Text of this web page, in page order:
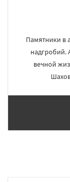
Памятники в
надгробий.
вечной